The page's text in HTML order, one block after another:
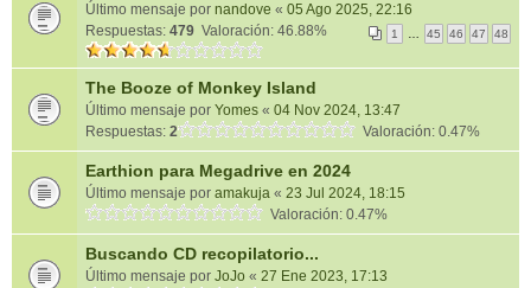
Último mensaje por nandove « 05 Ago 2025, 22:16
Respuestas: 479 1 45 46 47 48
Valoración: 46.88%
The Booze of Monkey Island
Último mensaje por Yomes « 04 Nov 2024, 13:47
Respuestas: 2 Valoración: 0.47%
Earthion para Megadrive en 2024
Último mensaje por amakuja « 23 Jul 2024, 18:15
Valoración: 0.47%
Buscando CD recopilatorio...
Último mensaje por JoJo « 27 Ene 2023, 17:13